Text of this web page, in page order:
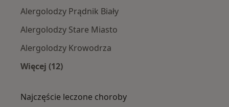
Alergolodzy Prądnik Biały
Alergolodzy Stare Miasto
Alergolodzy Krowodrza
Więcej (12)
Najczęście leczone choroby